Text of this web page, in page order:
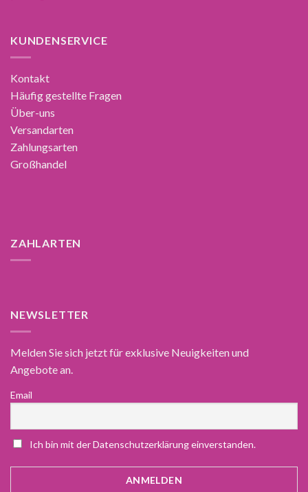
KUNDENSERVICE
Kontakt
Häufig gestellte Fragen
Über-uns
Versandarten
Zahlungsarten
Großhandel
ZAHLARTEN
NEWSLETTER
Melden Sie sich jetzt für exklusive Neuigkeiten und
Angebote an.
Email
Ich bin mit der Datenschutzerklärung einverstanden.